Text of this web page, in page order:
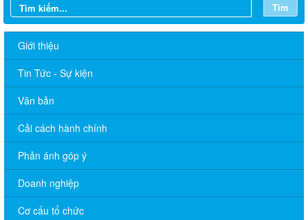
Tìm
Giới thiệu
Tin Tức - Sự kiện
Văn bản
Cải cách hành chính
Phản ánh góp ý
Doanh nghiệp
Cơ cấu tổ chức